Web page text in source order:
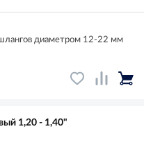
диаметром 12-22 мм
1,20 - 1,40"